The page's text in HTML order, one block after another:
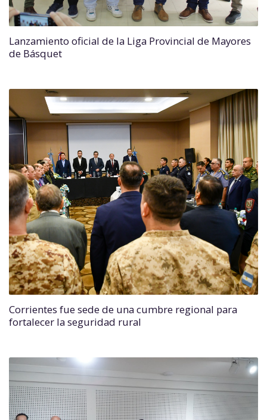
Lanzamiento oficial de la Liga Provincial de Mayores
de Básquet
Corrientes fue sede de una cumbre regional para
fortalecer la seguridad rural